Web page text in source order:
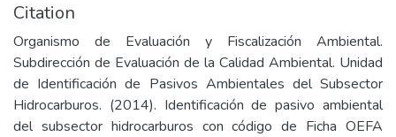
Citation
Organismo de Evaluación y Fiscalización Ambiental.
Subdirección de Evaluación de la Calidad Ambiental. Unidad
de Identificación de Pasivos Ambientales del Subsector
Hidrocarburos. (2014). Identificación de pasivo ambiental
del subsector hidrocarburos con código de Ficha OEFA